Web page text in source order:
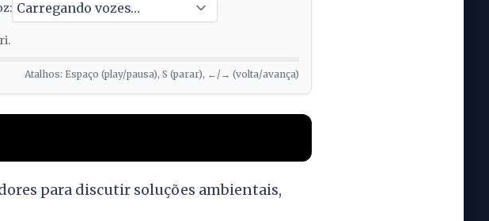
Atalhos: Espaço (play/pausa), S (parar), ←/→ (volta/avança)
para discutir soluções ambientais,